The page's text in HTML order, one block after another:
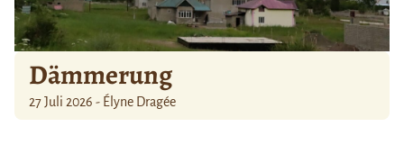
Dämmerung
27 Juli 2026 - Élyne Dragée